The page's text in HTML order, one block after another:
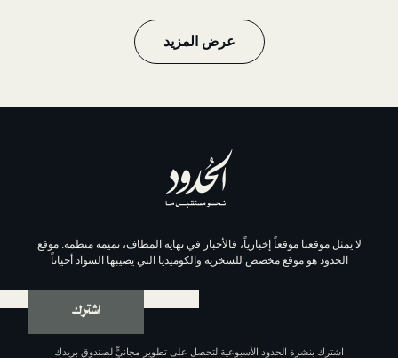
عرض المزيد
موقعاً إخبارياً، فالأخبار في نهاية المطاف، نميمة منظمة. موقع
مخصص للسخرية والكوميديا التي يصيبها السواد أحياناً
اشترك
الحدود الأسبوعية لتحصل على تطوير مجانيٍّ لصندوق بريدك